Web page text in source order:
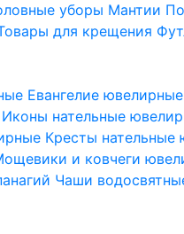
уборы Мантии
для крещения
Евангелие ювелирные
Иконы нательные
Кресты нательные
и ковчеги
Чаши